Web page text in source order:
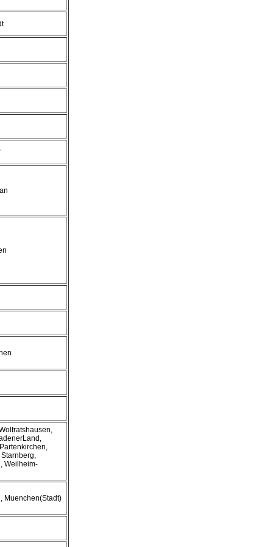
Weilheim-
Muenchen(Stadt)